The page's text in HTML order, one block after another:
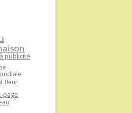
publicité
fleur
page